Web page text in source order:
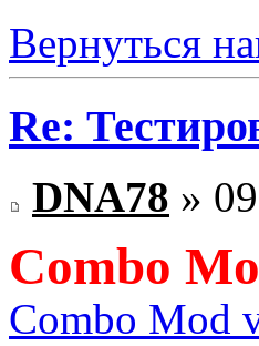
Вернуться
Re:
DNA78 »
Combo
Combo Mod